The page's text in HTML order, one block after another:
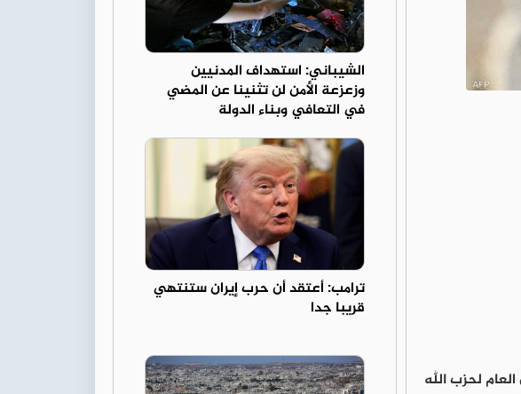
لحزب الله
الشيباني: استهداف المدنيين
وزعزعة الأمن لن تثنينا عن المضي
في التعافي وبناء الدولة
ترامب: أعتقد أن حرب إيران ستنتهي
قريبا جدا